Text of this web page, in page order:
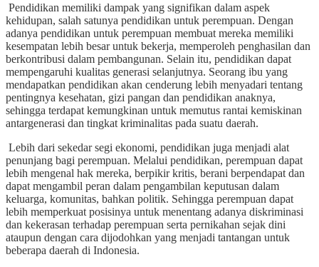
Pendidikan memiliki dampak yang signifikan dalam aspek
kehidupan, salah satunya pendidikan untuk perempuan. Dengan
adanya pendidikan untuk perempuan membuat mereka memiliki
kesempatan lebih besar untuk bekerja, memperoleh penghasilan dan
berkontribusi dalam pembangunan. Selain itu, pendidikan dapat
mempengaruhi kualitas generasi selanjutnya. Seorang ibu yang
mendapatkan pendidikan akan cenderung lebih menyadari tentang
pentingnya kesehatan, gizi pangan dan pendidikan anaknya,
sehingga terdapat kemungkinan untuk memutus rantai kemiskinan
antargenerasi dan tingkat kriminalitas pada suatu daerah.
Lebih dari sekedar segi ekonomi, pendidikan juga menjadi alat
penunjang bagi perempuan. Melalui pendidikan, perempuan dapat
lebih mengenal hak mereka, berpikir kritis, berani berpendapat dan
dapat mengambil peran dalam pengambilan keputusan dalam
keluarga, komunitas, bahkan politik. Sehingga perempuan dapat
lebih memperkuat posisinya untuk menentang adanya diskriminasi
dan kekerasan terhadap perempuan serta pernikahan sejak dini
ataupun dengan cara dijodohkan yang menjadi tantangan untuk
beberapa daerah di Indonesia.